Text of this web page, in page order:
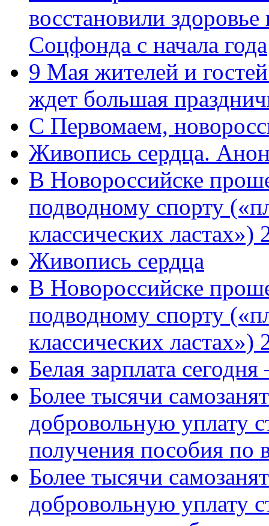
восстановили
Соцфонда с начала года
9 Мая жителей и
ждет большая
C Первомаем,
Живопись сердца.
В Новороссийске
подводному спорту
классических
Живопись сердца
В Новороссийске
подводному спорту
классических ластах»)
Белая зарплата
Более тысячи
добровольную уплату
получения пособия по
Более тысячи
добровольную уплату